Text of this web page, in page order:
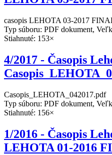
casopis LEHOTA 03-2017
Typ súboru: PDF dokument,
Stiahnuté: 153×
4/2017 - Časopis
Casopis_LEHOTA_042017.pdf
Typ súboru: PDF dokument,
Stiahnuté: 156×
1/2016 - Časopis
LEHOTA 01-2016